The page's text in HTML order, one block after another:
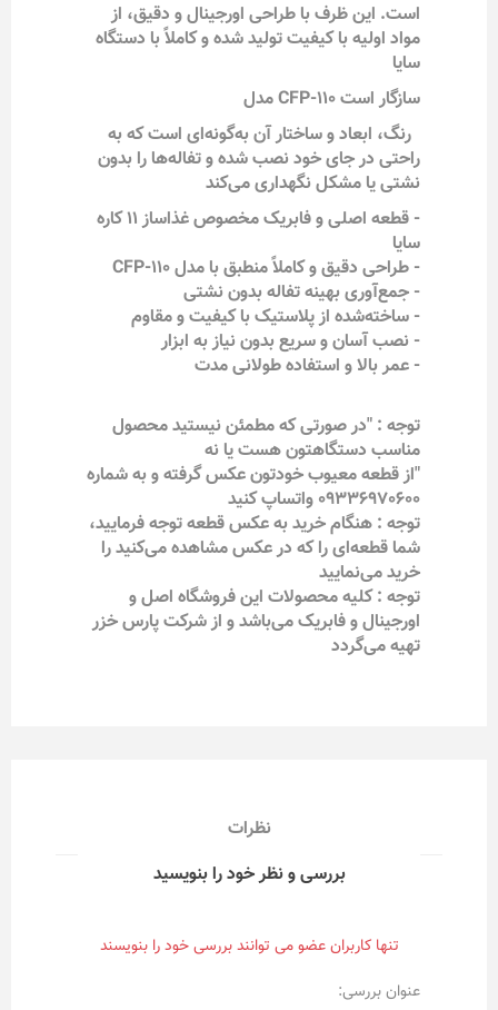
است. این ظرف با طراحی اورجینال و دقیق، از
مواد اولیه با کیفیت تولید شده و کاملاً با دستگاه
سایا
سازگار است CFP-110 مدل
رنگ، ابعاد و ساختار آن به‌گونه‌ای است که به
راحتی در جای خود نصب شده و تفاله‌ها را بدون
نشتی یا مشکل نگهداری می‌کند
- قطعه اصلی و فابریک مخصوص غذاساز 11 کاره
سایا
- طراحی دقیق و کاملاً منطبق با مدل CFP-110
- جمع‌آوری بهینه تفاله بدون نشتی
- ساخته‌شده از پلاستیک با کیفیت و مقاوم
- نصب آسان و سریع بدون نیاز به ابزار
- عمر بالا و استفاده طولانی مدت
توجه : "در صورتی که مطمئن نیستید محصول
مناسب دستگاهتون هست یا نه
"از قطعه معیوب خودتون عکس گرفته و به شماره
09336970600 واتساپ کنید
توجه : هنگام خرید به عکس قطعه توجه فرمایید،
شما قطعه‌ای را که در عکس مشاهده می‌کنید را
خرید می‌نمایید
توجه : کلیه محصولات این فروشگاه اصل و
اورجینال و فابریک می‌باشد و از شرکت پارس خزر
تهیه می‌گردد
نظرات
بررسی و نظر خود را بنویسید
تنها کاربران عضو می توانند بررسی خود را بنویسند
عنوان بررسی: